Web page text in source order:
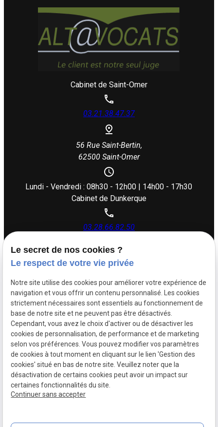
Cabinet de Saint-Omer
03.21.38.47.37
56 Rue Saint-Bertin,
62500 Saint-Omer
Lundi - Vendredi : 08h30 - 12h00 | 14h00 - 17h30
Cabinet de Dunkerque
03.28.66.82.50
26 rue Dupouy,
59140 Dunkerque
Lundi - Vendredi : 08h30 - 12h00 | 14h00 - 17h30
Mentions légales
Politique de
confidentialité
Plan du
Gestion des cookies
Siret :88505383500017
Le secret de nos cookies ?
Le respect de votre vie privée
Notre site utilise des cookies pour améliorer votre expérience de
navigation et vous offrir un contenu personnalisé. Les cookies
strictement nécessaires sont essentiels au fonctionnement de
base de notre site et ne peuvent pas être désactivés.
Cependant, vous avez le choix d'activer ou de désactiver les
cookies de personnalisation, de performance et de marketing
selon vos préférences. Vous pouvez modifier vos paramètres
de cookies à tout moment en cliquant sur le lien 'Gestion des
cookies' situé en bas de notre site. Veuillez noter que la
désactivation de certains cookies peut avoir un impact sur
certaines fonctionnalités du site.
Continuer sans accepter